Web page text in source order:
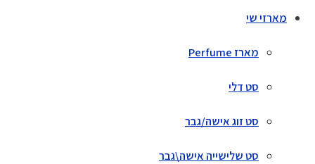
מארזי שי
מארז Perfume
סט דלי
סט זוג אישה/גבר
סט שלישייה אישה\גבר